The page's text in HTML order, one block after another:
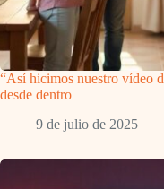
“Así hicimos nuestro vídeo
desde dentro
9 de julio de 2025